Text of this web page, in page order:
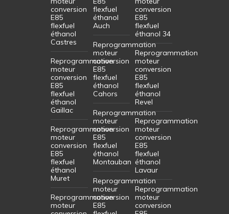
conversion
E85
flexfuel
éthanol
Castres
Reprogrammation
moteur
conversion
E85
flexfuel
éthanol
Gaillac
Reprogrammation
moteur
conversion
E85
flexfuel
éthanol
Muret
Reprogrammation
moteur
flexfuel
éthanol
Auch
Reprogrammation
moteur
conversion
E85
flexfuel
éthanol
Cahors
Reprogrammation
moteur
conversion
E85
flexfuel
éthanol
Montauban
Reprogrammation
moteur
conversion
E85
conversion
E85
flexfuel
éthanol 34
Reprogrammation
moteur
conversion
E85
flexfuel
éthanol
Revel
Reprogrammation
moteur
conversion
E85
flexfuel
éthanol
Lavaur
Reprogrammation
moteur
conversion